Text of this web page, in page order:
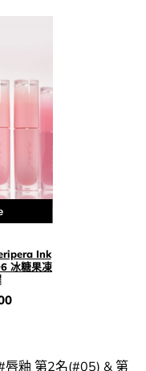
Ink
冰糖果凍
釉 第2名(#05) & 第